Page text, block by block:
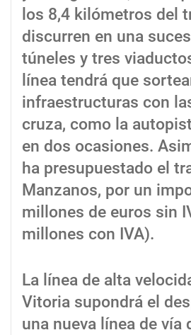
los 8,4 kilómetros del
discurren en una
túneles y tres
línea tendrá que
infraestructuras con
cruza, como la
en dos ocasiones.
ha presupuestado el
Manzanos, por un
millones de euros sin
millones con IVA).
La línea de alta
Vitoria supondrá el
una nueva línea de vía